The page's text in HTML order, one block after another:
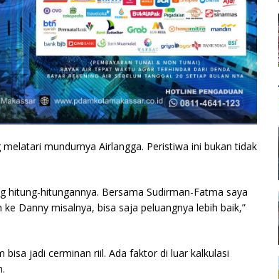
mundurnya Airlangga. Peristiwa ini bukan tidak
hitung-hitungannya. Bersama Sudirman-Fatma saya
Danny misalnya, bisa saja peluangnya lebih baik,”
bisa jadi cerminan riil. Ada faktor di luar kalkulasi